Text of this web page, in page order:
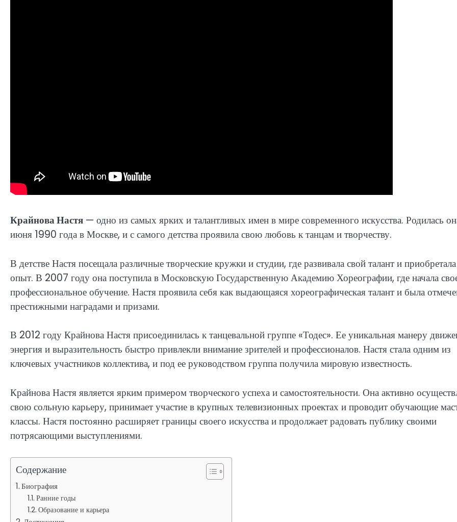
Крайнова Настя — одно из самых ярких и талантливых имен в мире современного искусства. Родилась
июня 1990 года в Москве, и с самого детства проявила свою любовь к танцам и творчеству.
В детстве Настя посещала различные творческие кружки и студии, где развивала свой талант и приобретала
опыт. В 2007 году она поступила в Московскую Государственную Академию Хореографии, где начала
профессиональное обучение. Настя проявила себя как выдающаяся хореографическая талант и была
престижными наградами и призами.
В 2012 году Крайнова Настя присоединилась к танцевальной группе «Тодес». Ее уникальная манеру
энергия и выразительность быстро привлекли внимание зрителей и профессионалов. Настя стала одним из
ключевых участников коллектива, и под ее руководством группа получила мировую известность.
Крайнова Настя является ярким примером творческого успеха и самостоятельности. Она активно
свою сольную карьеру, принимает участие в крупных телевизионных проектах и проводит обучающие
классы. Настя постоянно расширяет границы своего искусства и продолжает радовать публику своими
потрясающими выступлениями.
Содержание
Биография
Ранние годы
Образование и карьера